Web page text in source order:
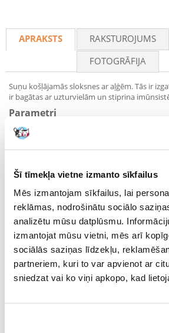
Šī tīmekļa vietne izmanto sīkfailus
Mēs izmantojam sīkfailus, lai
reklāmas, nodrošinātu sociālo
analizētu mūsu datplūsmu.
izmantojat mūsu vietni, mēs arī
sociālās saziņas līdzekļu,
partneriem, kuri to var apvienot ar
sniedzat vai ko viņi apkopo, kad
APRAKSTS RAKSTUROJUMS
FOTOGRĀFIJA
Suņu košļājamās sloksnes ar aļģēm. Tās ir
ir bagātas ar uzturvielām un stiprina
Parametri
IEPAKOJUMA SVARS
(KG):
MĀJDZĪVNIEKA
IZMĒRS:
Universāls
SUGA:
PRODUCENT: TRIXIE
Mērķis
DZĪVES POSMS: Pieaudzis
KURAM